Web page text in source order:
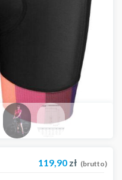
119,90 zł (brutto)